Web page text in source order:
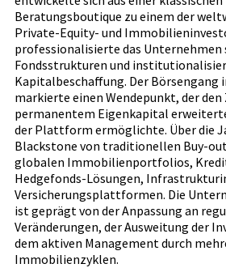
Beratungsboutique zu einem der
Private-Equity- und
professionalisierte das Unternehmen
Fondsstrukturen und
Kapitalbeschaffung. Der Börsengang
markierte einen Wendepunkt, der den
permanentem Eigenkapital
der Plattform ermöglichte. Über die
Blackstone von traditionellen Buy-
globalen Immobilienportfolios,
Hedgefonds-Lösungen,
Versicherungsplattformen. Die
ist geprägt von der Anpassung an
Veränderungen, der Ausweitung der
dem aktiven Management durch
Immobilienzyklen.